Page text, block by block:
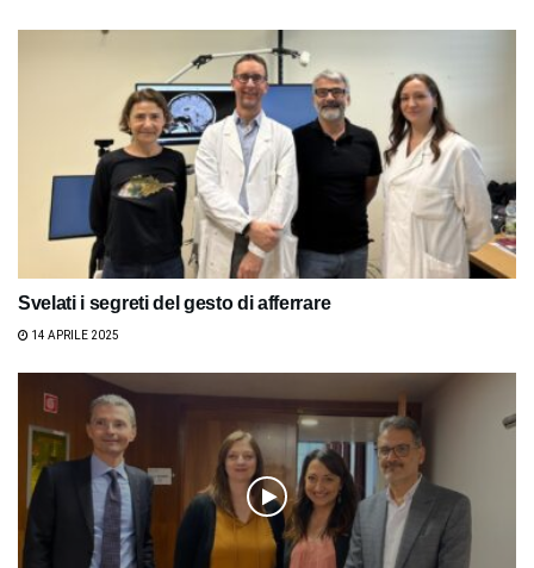
Svelati i segreti del gesto di afferrare
14 APRILE 2025